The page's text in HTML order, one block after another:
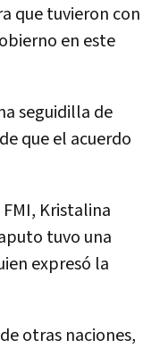
que tuvieron con
en este
seguidilla de
que el acuerdo
Kristalina
tuvo una
expresó la
otras naciones,